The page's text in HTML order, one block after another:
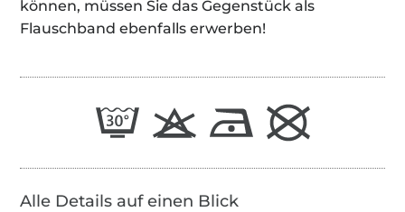
können, müssen Sie das Gegenstück als
Flauschband ebenfalls erwerben!
Alle Details auf einen Blick